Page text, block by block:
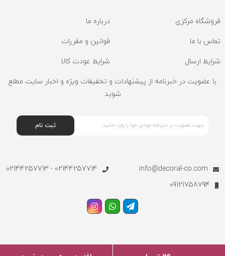
فروشگاه مرکزی درباره ما
تماس با ما قوانین و مقررات
شرایط ارسال شرایط عودت کالا
با عضویت در خبرنامه از پیشنهادات و تخفیفات ویژه و اخبار سایت مطلع
شوید
ثبت نام
info@decoral-co.com
02144257714 - 02144257713
09121758794